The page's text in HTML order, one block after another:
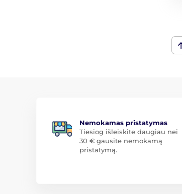
Nemokamas pristatymas
Tiesiog išleiskite daugiau nei
30 € gausite nemokamą
pristatymą.